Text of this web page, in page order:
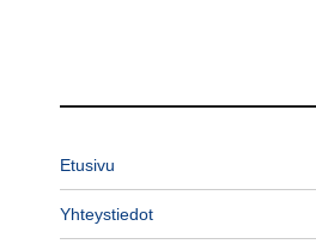
Etusivu
Yhteystiedot